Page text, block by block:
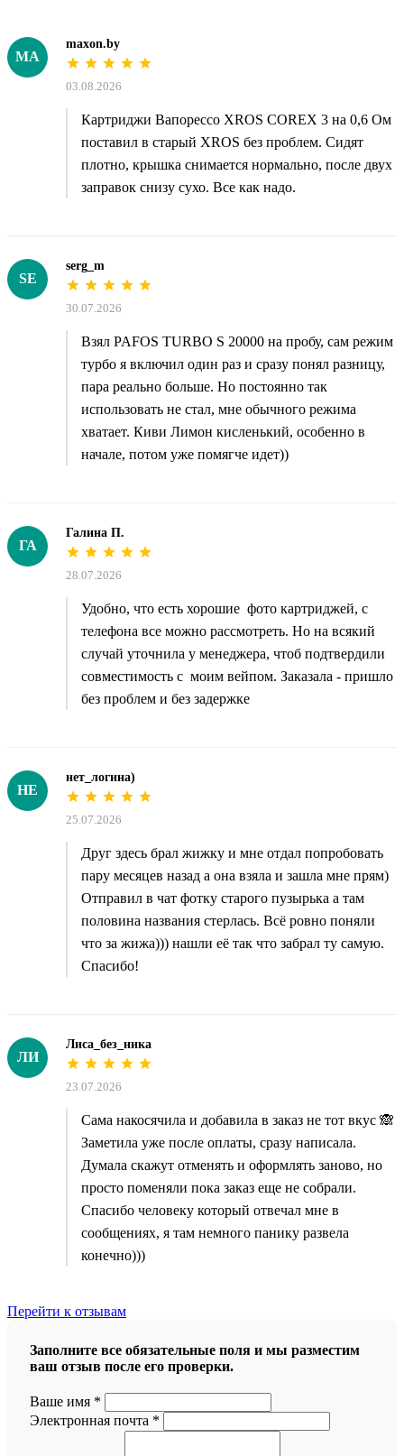
MA
maxon.by
03.08.2026
Картриджи Вапорессо XROS COREX 3 на 0,6 Ом
поставил в старый XROS без проблем. Сидят
плотно, крышка снимается нормально, после двух
заправок снизу сухо. Все как надо.
SE
serg_m
30.07.2026
Взял PAFOS TURBO S 20000 на пробу, сам режим
турбо я включил один раз и сразу понял разницу,
пара реально больше. Но постоянно так
использовать не стал, мне обычного режима
хватает. Киви Лимон кисленький, особенно в
начале, потом уже помягче идет))
ГА
Галина П.
28.07.2026
Удобно, что есть хорошие фото картриджей, с
телефона все можно рассмотреть. Но на всякий
случай уточнила у менеджера, чтоб подтвердили
совместимость с моим вейпом. Заказала - пришло
без проблем и без задержке
НЕ
нет_логина)
25.07.2026
Друг здесь брал жижку и мне отдал попробовать
пару месяцев назад а она взяла и зашла мне прям)
Отправил в чат фотку старого пузырька а там
половина названия стерлась. Всё ровно поняли
что за жижа))) нашли её так что забрал ту самую.
Спасибо!
ЛИ
Лиса_без_ника
23.07.2026
Сама накосячила и добавила в заказ не тот вкус 🙈
Заметила уже после оплаты, сразу написала.
Думала скажут отменять и оформлять заново, но
просто поменяли пока заказ еще не собрали.
Спасибо человеку который отвечал мне в
сообщениях, я там немного панику развела
конечно)))
Перейти к отзывам
Заполните все обязательные поля и мы разместим
ваш отзыв после его проверки.
Ваше имя *
Электронная почта *